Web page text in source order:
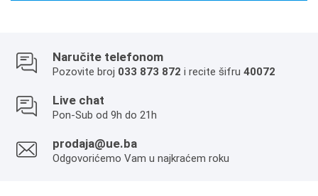
Naručite telefonom
Pozovite broj 033 873 872 i recite šifru 40072
Live chat
Pon-Sub od 9h do 21h
prodaja@ue.ba
Odgovorićemo Vam u najkraćem roku